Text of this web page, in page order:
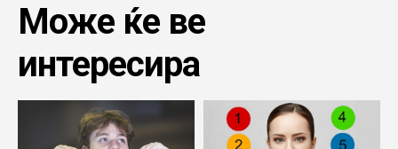
Може ќе ве
интересира